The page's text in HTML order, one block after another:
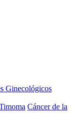
Ginecológicos
Cáncer de la